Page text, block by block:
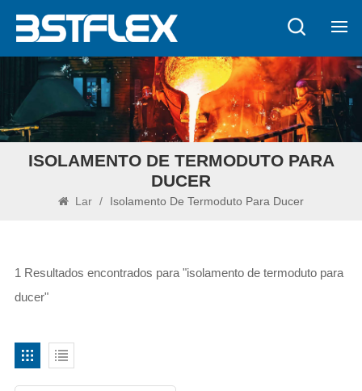
ISOLAMENTO DE TERMODUTO PARA
DUCER
Lar / Isolamento De Termoduto Para Ducer
1 Resultados encontrados para "isolamento de termoduto para
ducer"